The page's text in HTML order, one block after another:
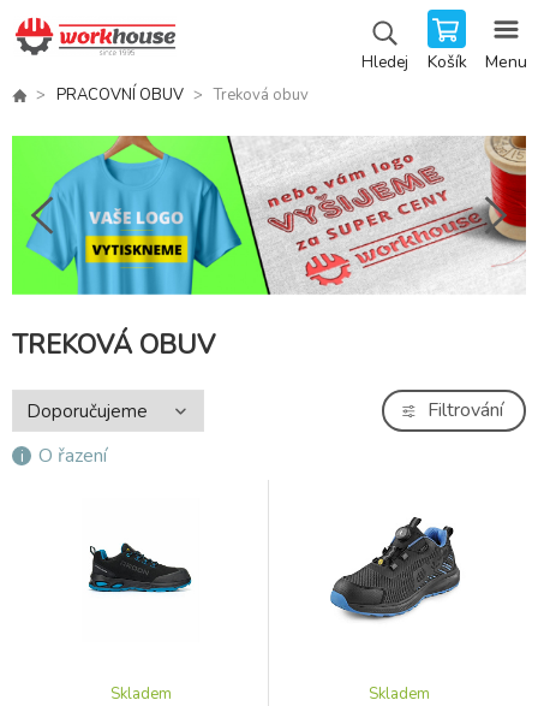
Hledej Košík Menu
PRACOVNÍ OBUV Treková obuv
TREKOVÁ OBUV
O řazení
Filtrování
Skladem Skladem